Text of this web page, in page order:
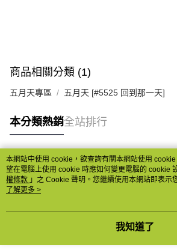
商品相關分類 (1)
五月天專區 五月天 [#5525 回到那一天]
本分類熱銷全站排行
熱門標籤
本網站中使用 cookie，欲查詢有關本網站使用
望在電腦上使用 cookie 時應如何變更電腦的 cookie
權條款 」之 Cookie 聲明。您繼續使用本網站即表示
用條款之 Cookie 聲明使用 cookie。
了解更多 >
我知道了